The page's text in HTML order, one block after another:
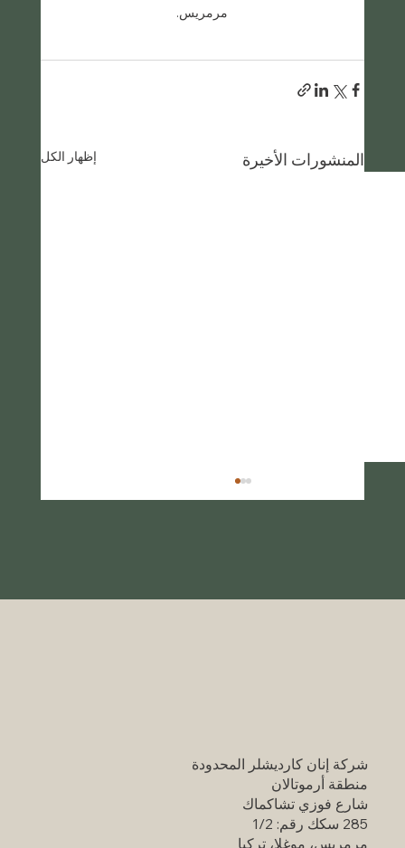
مرمريس.
المنشورات الأخيرة إظهار الكل
شركة إنان كارديشلر المحدودة
منطقة أرموتالان
شارع فوزي تشاكماك
285 سكك رقم: 1/2
مرمريس، موغلا، تركيا